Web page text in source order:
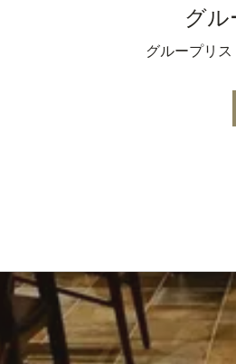
グ
グループリス